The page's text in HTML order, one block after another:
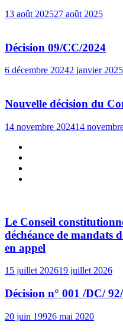
13 août 202527 août 2025
Décision 09/CC/2024
6 décembre 20242 janvier 2025
Nouvelle décision du
14 novembre 202414
Le Conseil
déchéance de mandats
en appel
15 juillet 202619 juillet 2026
Décision n° 001 /DC/
20 juin 19926 mai 2020